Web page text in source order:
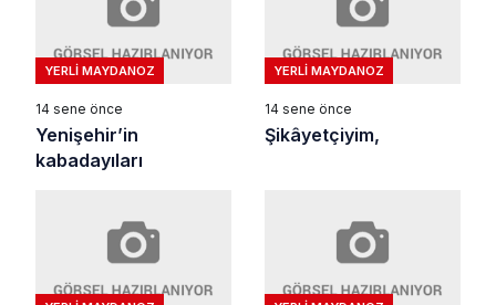
YERLI MAYDANOZ
14 sene önce
Yenişehir’in
kabadayıları
YERLI MAYDANOZ
14 sene önce
Şikâyetçiyim,